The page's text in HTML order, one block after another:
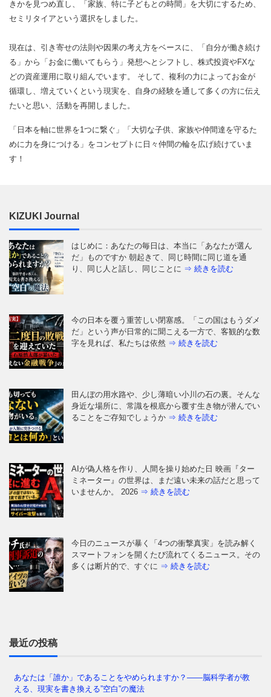
きかを見つめ直し、「家族、特に子どもとの時間」を大切にするため、
セミリタイアという選択をしました。
現在は、引き寄せの法則や因果の考え方をベースに、「自分が働き続け
る」から「お金に働いてもらう」発想へとシフトし、株式投資やFXな
どの資産運用に取り組んでいます。 そして、複利の力によってお金が
循環し、増えていくという現実を、自身の経験を通して多くの方に伝え
たいと思い、活動を再開しました。
「日本を軸に世界を1つに繋ぐ」「大切な子供、家族や仲間達を守るた
めに力を身につける」をコンセプトに日々仲間の輪を広げ続けていま
す！
KIZUKI Journal
はじめに：あなたの毎日は、本当に「あなたが選ん
だ」ものですか 朝起きて、同じ時間に同じ道を通
り、同じ人と話し、同じことに ⇒ 続きを読む
今の日本を覆う重苦しい閉塞感。「この国はもうダメ
だ」という声が日常的に聞こえる一方で、客観的な数
字を見れば、私たちは依然 ⇒ 続きを読む
田んぼの用水路や、少し薄暗い小川の石の裏。そんな
身近な場所に、常識を根底から覆す生き物が潜んでい
ることをご存知でしょうか ⇒ 続きを読む
AIが偽人格を作り、人間を操り始めた日 映画『ター
ミネーター』の世界は、まだ遠い未来の話だと思って
いませんか。 2026 ⇒ 続きを読む
今日のニュースが暴く「4つの衝撃真実」を読み解く
スマートフォンを開くたび流れてくるニュース。その
多くは断片的で、すぐに ⇒ 続きを読む
あなたの職場、実は「腐りかけ」かもしれません 冷
最近の投稿
あなたは「誰か」であることをやめられますか？——脳科学者が教
える、現実を書き換える”空白”の魔法